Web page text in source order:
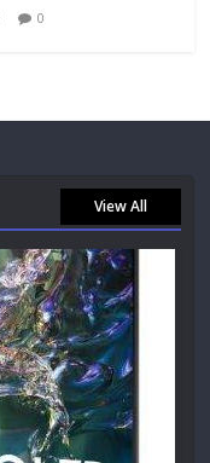
0
View All